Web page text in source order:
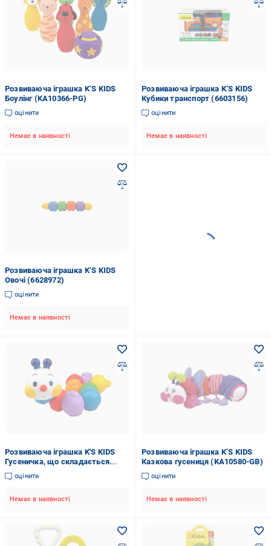
Розвиваюча іграшка K’S KIDS
Боулінг (KA10366-PG)
оцінити
Немає в наявності
Розвиваюча іграшка K’S KIDS
Кубики транспорт (6603156)
оцінити
Немає в наявності
Розвиваюча іграшка K’S KIDS
Овочі (6628972)
оцінити
Немає в наявності
Розвиваюча іграшка K'S KIDS
Гусеничка, що складається.
(KA10610-3GB)
оцінити
Немає в наявності
Розвиваюча іграшка K’S KIDS
Казкова гусениця (KA10580-GB)
оцінити
Немає в наявності